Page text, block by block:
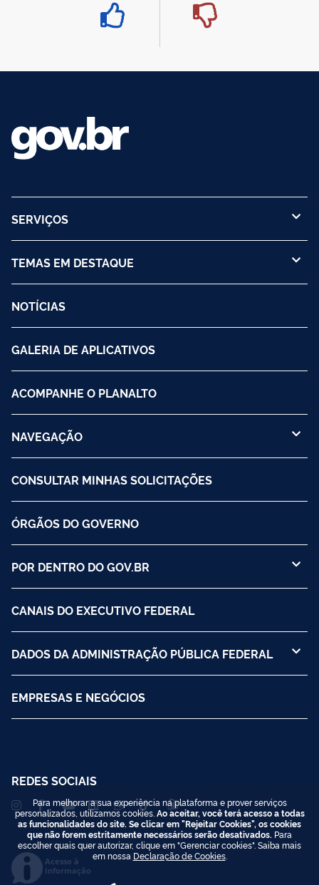
SERVIÇOS
TEMAS EM DESTAQUE
NOTÍCIAS
GALERIA DE APLICATIVOS
ACOMPANHE O PLANALTO
NAVEGAÇÃO
CONSULTAR MINHAS SOLICITAÇÕES
ÓRGÃOS DO GOVERNO
POR DENTRO DO GOV.BR
CANAIS DO EXECUTIVO FEDERAL
DADOS DA ADMINISTRAÇÃO PÚBLICA FEDERAL
EMPRESAS E NEGÓCIOS
REDES SOCIAIS
Acesso à
Informação
Para melhorar a sua experiência na plataforma e prover serviços
personalizados, utilizamos cookies. Ao aceitar, você terá acesso a todas
as funcionalidades do site. Se clicar em "Rejeitar Cookies", os cookies
que não forem estritamente necessários serão desativados. Para
escolher quais quer autorizar, clique em "Gerenciar cookies". Saiba mais
em nossa Declaração de Cookies.